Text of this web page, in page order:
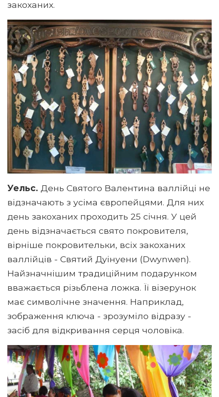
закоханих.
Уельс. День Святого Валентина валлійці не
відзначають з усіма європейцями. Для них
день закоханих проходить 25 січня. У цей
день відзначається свято покровителя,
вірніше покровительки, всіх закоханих
валлійців - Святий Дуінуени (Dwynwen).
Найзначнішим традиційним подарунком
вважається різьблена ложка. Її візерунок
має символічне значення. Наприклад,
зображення ключа - зрозуміло відразу -
засіб для відкривання серця чоловіка.